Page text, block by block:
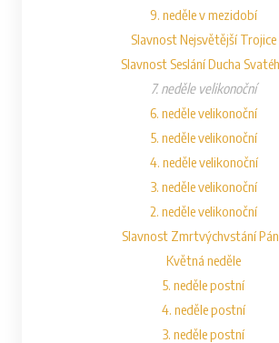
9. neděle v mezidobí
Slavnost Nejsvětější Trojice
Slavnost Seslání Ducha
7. neděle velikonoční
6. neděle velikonoční
5. neděle velikonoční
4. neděle velikonoční
3. neděle velikonoční
2. neděle velikonoční
Slavnost Zmrtvýchvstání
Květná neděle
5. neděle postní
4. neděle postní
3. neděle postní